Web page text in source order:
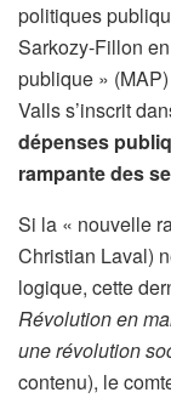
politiques
Sarkozy-Fillon
publique »
Valls s’inscrit
dépenses
rampante des
Si la « nouvelle
Christian Laval)
logique, cette
Révolution en
une révolution
contenu), le